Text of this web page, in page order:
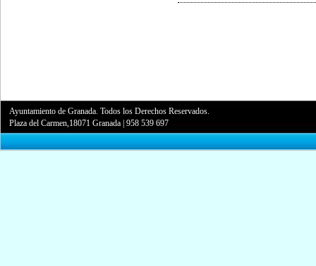
Ayuntamiento de Granada. Todos los Derechos Reservados.
Plaza del Carmen,18071 Granada |958 539 697